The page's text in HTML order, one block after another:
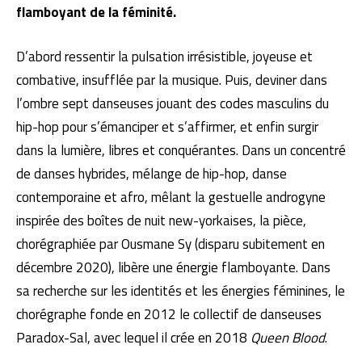
flamboyant de la féminité.
D’abord ressentir la pulsation irrésistible, joyeuse et
combative, insufflée par la musique. Puis, deviner dans
l’ombre sept danseuses jouant des codes masculins du
hip-hop pour s’émanciper et s’affirmer, et enfin surgir
dans la lumière, libres et conquérantes. Dans un concentré
de danses hybrides, mélange de hip-hop, danse
contemporaine et afro, mêlant la gestuelle androgyne
inspirée des boîtes de nuit new-yorkaises, la pièce,
chorégraphiée par Ousmane Sy (disparu subitement en
décembre 2020), libère une énergie flamboyante. Dans
sa recherche sur les identités et les énergies féminines, le
chorégraphe fonde en 2012 le collectif de danseuses
Paradox-Sal, avec lequel il crée en 2018 Queen Blood.